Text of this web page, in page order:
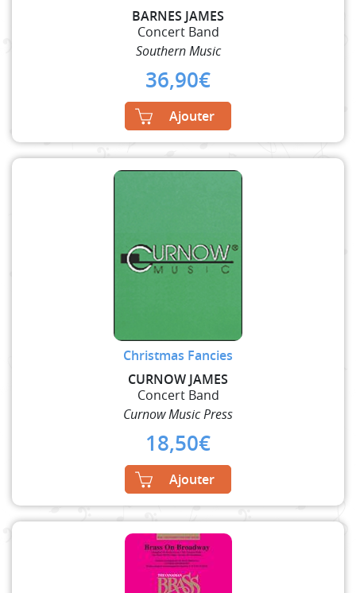
BARNES JAMES
Concert Band
Southern Music
36,90€
Ajouter
Christmas Fancies
CURNOW JAMES
Concert Band
Curnow Music Press
18,50€
Ajouter